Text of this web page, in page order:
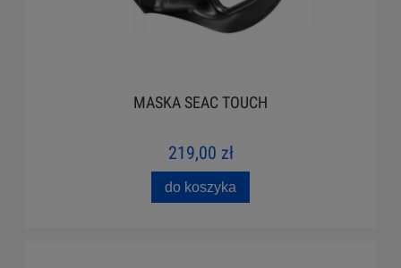
MASKA SEAC TOUCH
219,00 zł
do koszyka